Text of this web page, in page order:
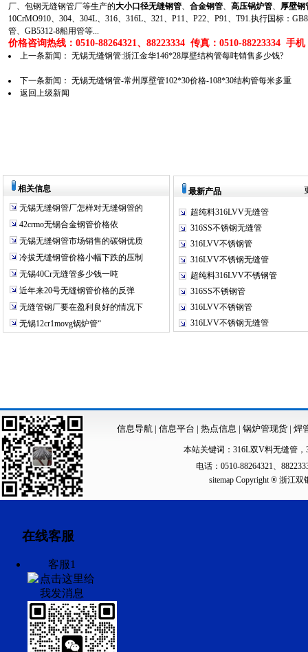
厂、包钢无缝钢管厂等生产的大小口径无缝钢管、 合金钢管、 高压锅炉管、
厚壁钢
10CrMO910、304、304L、316、316L、321、P11、P22、P91、T91.执行国标：
管、GB5312-8船用管等...
价格咨询热线：0510-88264321、88223334 传真：0510-88223334 手机
上一条新闻： 无锡无缝钢管:浙江金华146*28厚壁结构管每吨销售多少钱?
下一条新闻： 无锡无缝钢管-常州厚壁管102*30价格-108*30结构管每米多重
返回上级新闻
相关信息
无锡无缝钢管厂怎样对无缝钢管的
42crmo无锡合金钢管价格依
无锡无缝钢管市场销售的碳钢优质
冷拔无缝钢管价格小幅下跌的压制
无锡40Cr无缝管多少钱一吨
近年来20号无缝钢管价格的反弹
无缝管钢厂要在盈利良好的情况下
无锡12cr1movg锅炉管“
最新产品
超纯料316LVV无缝管
316SS不锈钢无缝管
316LVV不锈钢管
316LVV不锈钢无缝管
超纯料316LVV不锈钢管
316SS不锈钢管
316LVV不锈钢管
316LVV不锈钢无缝管
信息导航| 信息平台 | 热点信息 | 锅炉管现货 | 焊
本站关键词： 316L双V料无缝管 ，
电话：0510-88264321、
sitemapCopyright ® 浙江双
在线客服
客服1